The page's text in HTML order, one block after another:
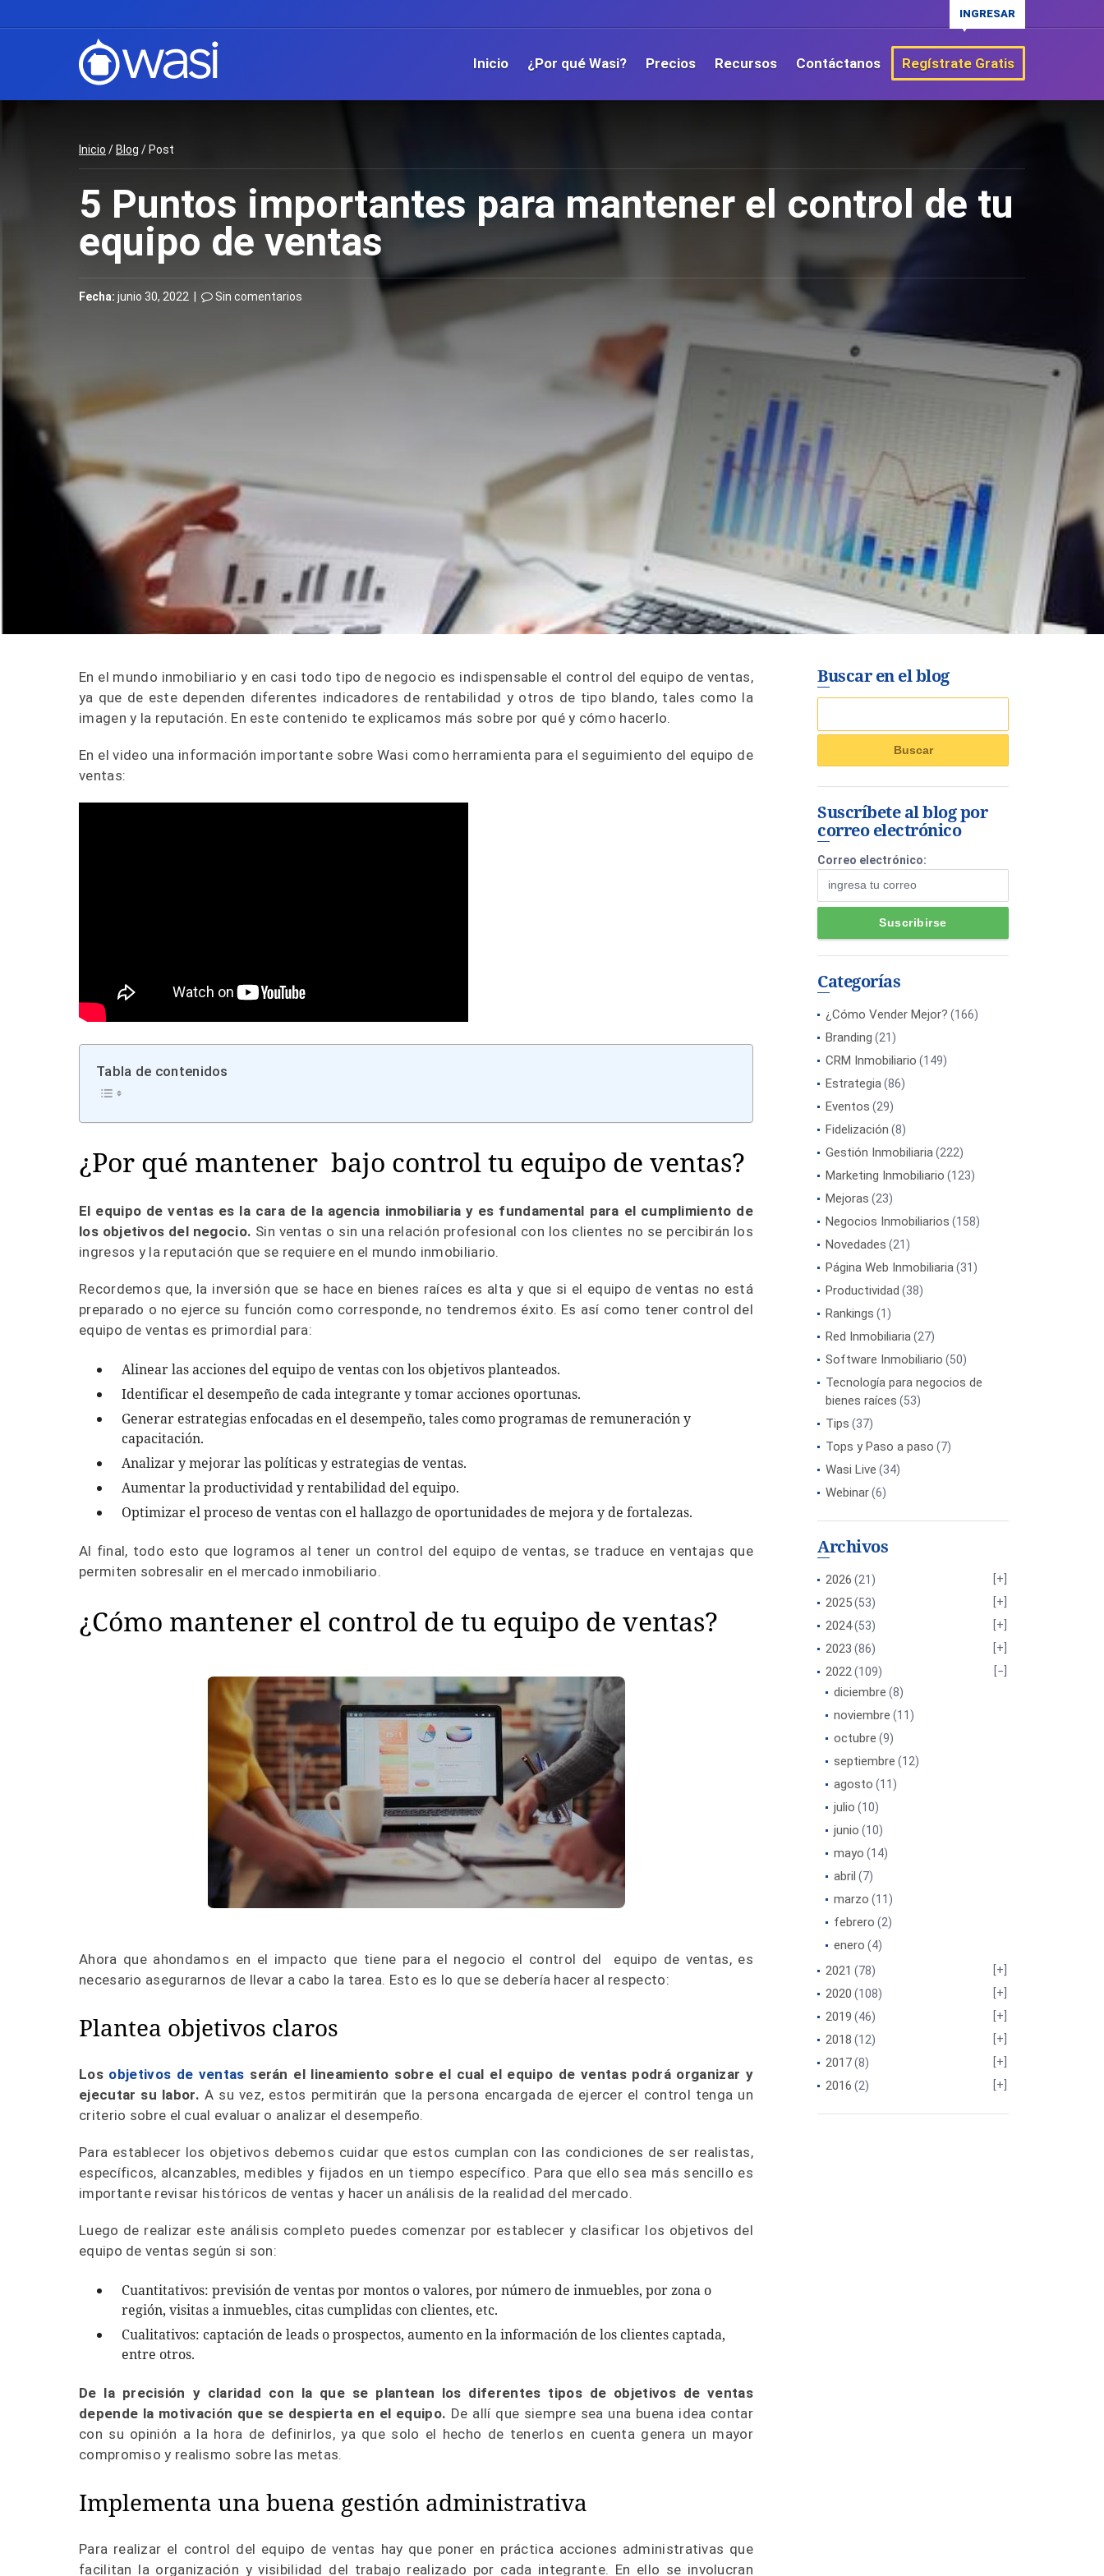
INGRESAR
Inicio ¿Por qué Wasi? Precios Recursos Contáctanos Regístrate Gratis
Inicio / Blog / Post
5 Puntos importantes para mantener el control de tu
equipo de ventas
Fecha: junio 30, 2022 | Sin comentarios
En el mundo inmobiliario y en casi todo tipo de negocio es indispensable el control del equipo de ventas,
ya que de este dependen diferentes indicadores de rentabilidad y otros de tipo blando, tales como la
imagen y la reputación. En este contenido te explicamos más sobre por qué y cómo hacerlo.
En el video una información importante sobre Wasi como herramienta para el seguimiento del equipo de
ventas:
Tabla de contenidos
¿Por qué mantener bajo control tu equipo de ventas?
El equipo de ventas es la cara de la agencia inmobiliaria y es fundamental para el cumplimiento de
los objetivos del negocio. Sin ventas o sin una relación profesional con los clientes no se percibirán los
ingresos y la reputación que se requiere en el mundo inmobiliario.
Recordemos que, la inversión que se hace en bienes raíces es alta y que si el equipo de ventas no está
preparado o no ejerce su función como corresponde, no tendremos éxito. Es así como tener control del
equipo de ventas es primordial para:
Alinear las acciones del equipo de ventas con los objetivos planteados.
Identificar el desempeño de cada integrante y tomar acciones oportunas.
Generar estrategias enfocadas en el desempeño, tales como programas de remuneración y
capacitación.
Analizar y mejorar las políticas y estrategias de ventas.
Aumentar la productividad y rentabilidad del equipo.
Optimizar el proceso de ventas con el hallazgo de oportunidades de mejora y de fortalezas.
Al final, todo esto que logramos al tener un control del equipo de ventas, se traduce en ventajas que
permiten sobresalir en el mercado inmobiliario.
¿Cómo mantener el control de tu equipo de ventas?
Ahora que ahondamos en el impacto que tiene para el negocio el control del equipo de ventas, es
necesario asegurarnos de llevar a cabo la tarea. Esto es lo que se debería hacer al respecto:
Plantea objetivos claros
Los objetivos de ventas serán el lineamiento sobre el cual el equipo de ventas podrá organizar y
ejecutar su labor. A su vez, estos permitirán que la persona encargada de ejercer el control tenga un
criterio sobre el cual evaluar o analizar el desempeño.
Para establecer los objetivos debemos cuidar que estos cumplan con las condiciones de ser realistas,
específicos, alcanzables, medibles y fijados en un tiempo específico. Para que ello sea más sencillo es
importante revisar históricos de ventas y hacer un análisis de la realidad del mercado.
Luego de realizar este análisis completo puedes comenzar por establecer y clasificar los objetivos del
equipo de ventas según si son:
Cuantitativos: previsión de ventas por montos o valores, por número de inmuebles, por zona o
región, visitas a inmuebles, citas cumplidas con clientes, etc.
Cualitativos: captación de leads o prospectos, aumento en la información de los clientes captada,
entre otros.
De la precisión y claridad con la que se plantean los diferentes tipos de objetivos de ventas
depende la motivación que se despierta en el equipo. De allí que siempre sea una buena idea contar
con su opinión a la hora de definirlos, ya que solo el hecho de tenerlos en cuenta genera un mayor
compromiso y realismo sobre las metas.
Implementa una buena gestión administrativa
Para realizar el control del equipo de ventas hay que poner en práctica acciones administrativas que
facilitan la organización y visibilidad del trabajo realizado por cada integrante. En ello se involucran
Buscar en el blog
Suscríbete al blog por
correo electrónico
Correo electrónico:
Categorías
¿Cómo Vender Mejor? (166)
Branding (21)
CRM Inmobiliario (149)
Estrategia(86)
Eventos (29)
Fidelización (8)
Gestión Inmobiliaria(222)
Marketing Inmobiliario (123)
Mejoras (23)
Negocios Inmobiliarios (158)
Novedades (21)
Página Web Inmobiliaria(31)
Productividad (38)
Rankings (1)
Red Inmobiliaria(27)
Software Inmobiliario (50)
Tecnología para negocios de
bienes raíces (53)
Tips (37)
Tops y Paso a paso (7)
Wasi Live (34)
Webinar(6)
Archivos
2026 (21)
2025(53)
2024(53)
2023 (86)
2022(109)
diciembre (8)
noviembre (11)
octubre (9)
septiembre (12)
agosto (11)
julio (10)
junio (10)
mayo (14)
abril (7)
marzo (11)
febrero (2)
enero (4)
2021 (78)
2020 (108)
2019 (46)
2018 (12)
2017(8)
2016 (2)